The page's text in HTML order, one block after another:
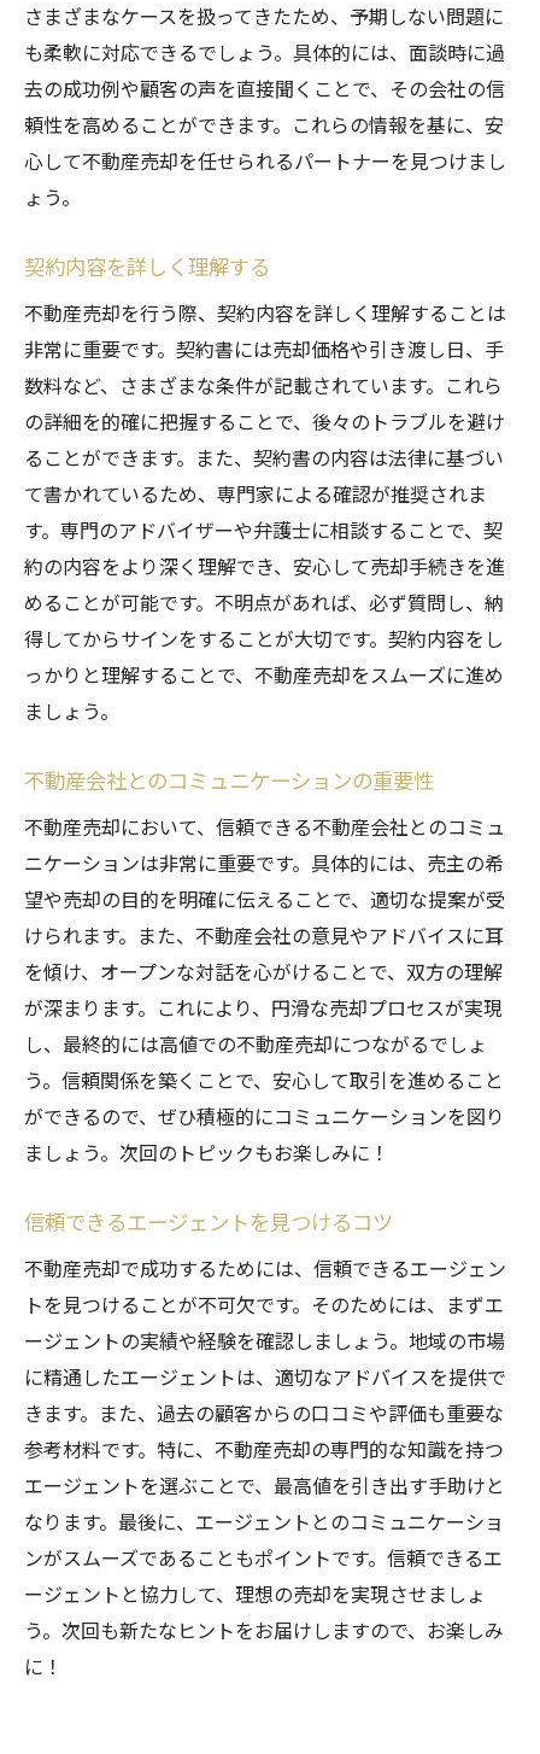
さまざまなケースを扱ってきたため、予期しない問題に
も柔軟に対応できるでしょう。具体的には、面談時に過
去の成功例や顧客の声を直接聞くことで、その会社の信
頼性を高めることができます。これらの情報を基に、安
心して不動産売却を任せられるパートナーを見つけまし
ょう。
契約内容を詳しく理解する
不動産売却を行う際、契約内容を詳しく理解することは
非常に重要です。契約書には売却価格や引き渡し日、手
数料など、さまざまな条件が記載されています。これら
の詳細を的確に把握することで、後々のトラブルを避け
ることができます。また、契約書の内容は法律に基づい
て書かれているため、専門家による確認が推奨されま
す。専門のアドバイザーや弁護士に相談することで、契
約の内容をより深く理解でき、安心して売却手続きを進
めることが可能です。不明点があれば、必ず質問し、納
得してからサインをすることが大切です。契約内容をし
っかりと理解することで、不動産売却をスムーズに進め
ましょう。
不動産会社とのコミュニケーションの重要性
不動産売却において、信頼できる不動産会社とのコミュ
ニケーションは非常に重要です。具体的には、売主の希
望や売却の目的を明確に伝えることで、適切な提案が受
けられます。また、不動産会社の意見やアドバイスに耳
を傾け、オープンな対話を心がけることで、双方の理解
が深まります。これにより、円滑な売却プロセスが実現
し、最終的には高値での不動産売却につながるでしょ
う。信頼関係を築くことで、安心して取引を進めること
ができるので、ぜひ積極的にコミュニケーションを図り
ましょう。次回のトピックもお楽しみに！
信頼できるエージェントを見つけるコツ
不動産売却で成功するためには、信頼できるエージェン
トを見つけることが不可欠です。そのためには、まずエ
ージェントの実績や経験を確認しましょう。地域の市場
に精通したエージェントは、適切なアドバイスを提供で
きます。また、過去の顧客からの口コミや評価も重要な
参考材料です。特に、不動産売却の専門的な知識を持つ
エージェントを選ぶことで、最高値を引き出す手助けと
なります。最後に、エージェントとのコミュニケーショ
ンがスムーズであることもポイントです。信頼できるエ
ージェントと協力して、理想の売却を実現させましょ
う。次回も新たなヒントをお届けしますので、お楽しみ
に！